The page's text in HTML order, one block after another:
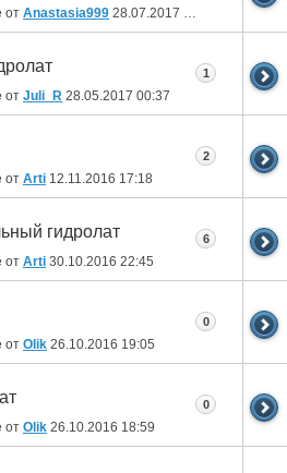
от Anastasia999 28.07.2017
от Juli_R 28.05.2017 00:37
1
от Arti 12.11.2016 17:18
2
гидролат
от Arti 30.10.2016 22:45
6
от Olik 26.10.2016 19:05
0
от Olik 26.10.2016 18:59
0